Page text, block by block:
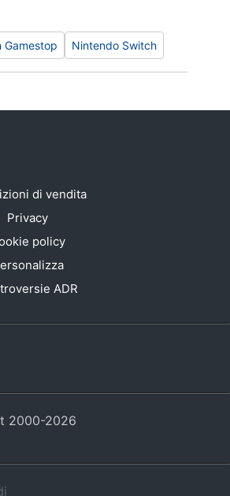
Gamestop Nintendo Switch
di vendita
Privacy
policy
ADR
2000-2026